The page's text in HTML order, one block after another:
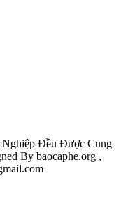
Nghiệp Đều Được Cung
By baocaphe.org ,